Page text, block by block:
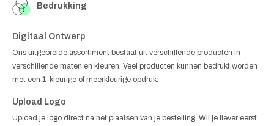
Bedrukking
Digitaal Ontwerp
Ons uitgebreide assortiment bestaat uit verschillende producten in
verschillende maten en kleuren. Veel producten kunnen bedrukt worden
met een 1-kleurige of meerkleurige opdruk.
Upload Logo
Upload je logo direct na het plaatsen van je bestelling. Wil je liever eerst